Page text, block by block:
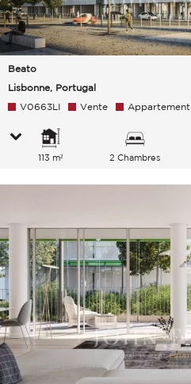
Beato
Lisbonne, Portugal
V0663LI Vente Appartement
113 m² 2 Chambres